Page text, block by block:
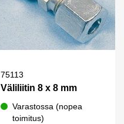
75113
Väliliitin 8 x 8 mm
Varastossa (nopea
toimitus)